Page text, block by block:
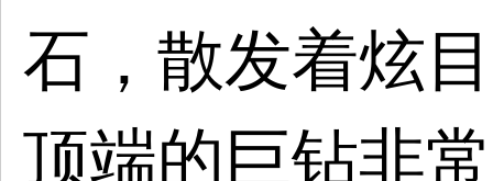
石，散发着炫
顶端的巨钻非